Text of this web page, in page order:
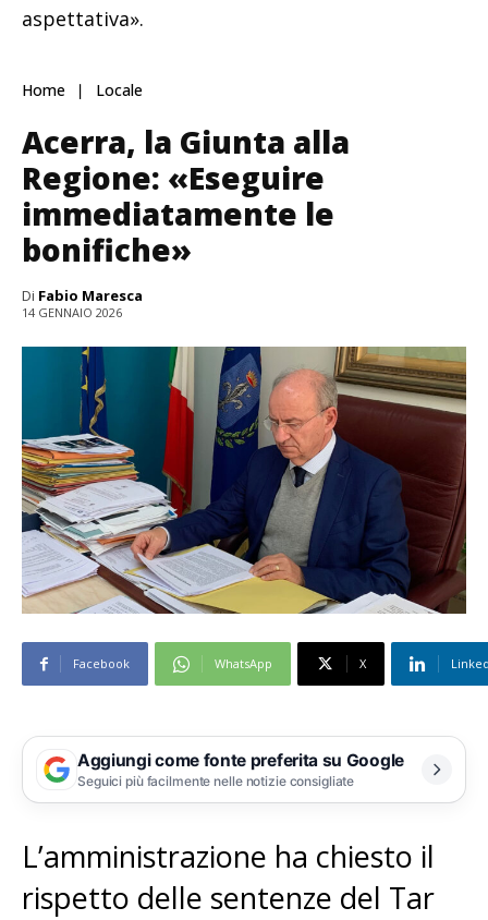
aspettativa».
Home Locale
Acerra, la Giunta alla
Regione: «Eseguire
immediatamente le
bonifiche»
Di Fabio Maresca
14 GENNAIO 2026
Facebook WhatsApp X
Aggiungi come fonte preferita su Google
Seguici più facilmente nelle notizie consigliate
L’amministrazione ha chiesto il
rispetto delle sentenze del Tar